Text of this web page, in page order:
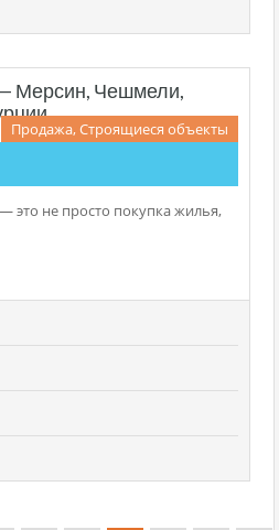
— Мерсин, Чешмели,
Продажа, Строящиеся объекты
это не просто покупка жилья,